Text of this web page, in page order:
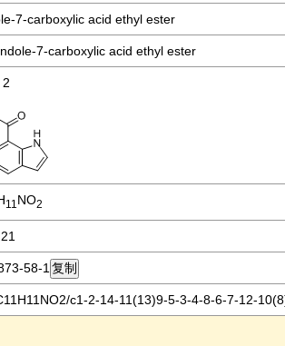
7-carboxylic acid ethyl ester
7-carboxylic acid ethyl ester
2
11 NO2
58-1
c1-2-14-11(13)9-5-3-4-8-6-7-12-